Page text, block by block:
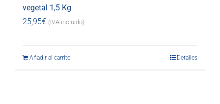
vegetal 1,5 Kg
25,95€ (IVA incluido)
Añadir al carrito Detalles